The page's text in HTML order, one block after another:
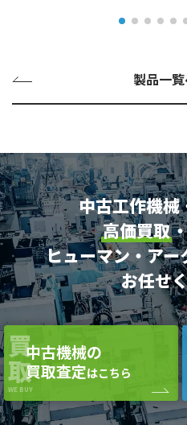
製品一
中古工作機械
高価買取
ヒューマン・ア
お任せ
買
取
WE BUY
中古機械の
買取査定はこちら